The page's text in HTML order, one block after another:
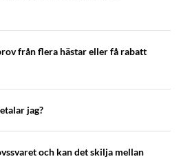
från flera hästar eller få rabatt
jag?
och kan det skilja mellan